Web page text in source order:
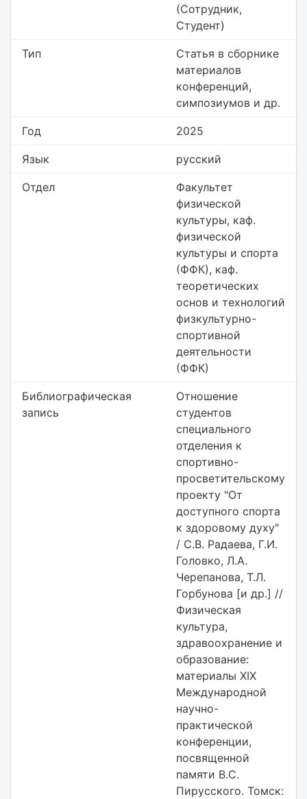
(Сотрудник,
Студент)
Тип
Статья в сборнике
материалов
конференций,
симпозиумов и др.
Год 2025
Язык русский
Отдел
Факультет
физической
культуры, каф.
физической
культуры и спорта
(ФФК), каф.
теоретических
основ и технологий
физкультурно-
спортивной
деятельности
(ФФК)
Библиографическая
запись
Отношение
студентов
специального
отделения к
спортивно-
просветительскому
проекту "От
доступного спорта
к здоровому духу"
/ С.В. Радаева, Г.И.
Головко, Л.А.
Черепанова, Т.Л.
Горбунова [и др.] //
Физическая
культура,
здравоохранение и
образование:
материалы XIX
Международной
научно-
практической
конференции,
посвященной
памяти В.С.
Пирусского. Томск: